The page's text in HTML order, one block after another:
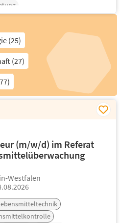
(25)
(27)
(m/w/d) im Referat
Westfalen